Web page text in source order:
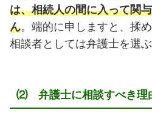
は、相続人の間に入って関
ん。端的に申しますと、揉
相談者としては弁護士を選ぶ
⑵ 弁護士に相談すべき理